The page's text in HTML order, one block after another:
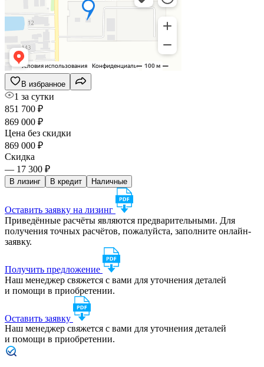
В избранное
1 за сутки
851 700 ₽
869 000 ₽
Цена без скидки
869 000 ₽
Скидка
— 17 300 ₽
В лизинг В кредит Наличные
Оставить заявку на лизинг
Приведённые расчёты являются предварительными. Для
получения точных расчётов, пожалуйста, заполните онлайн-
заявку.
Получить предложение
Наш менеджер свяжется с вами для уточнения деталей
и помощи в приобретении.
Оставить заявку
Наш менеджер свяжется с вами для уточнения деталей
и помощи в приобретении.